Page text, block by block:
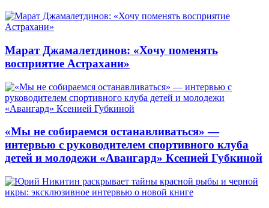
Марат Джамалетдинов: «Хочу поменять
восприятие Астрахани»
«Мы не собираемся останавливаться» —
интервью с руководителем спортивного клуба
детей и молодежи «Авангард» Ксенией Губкиной